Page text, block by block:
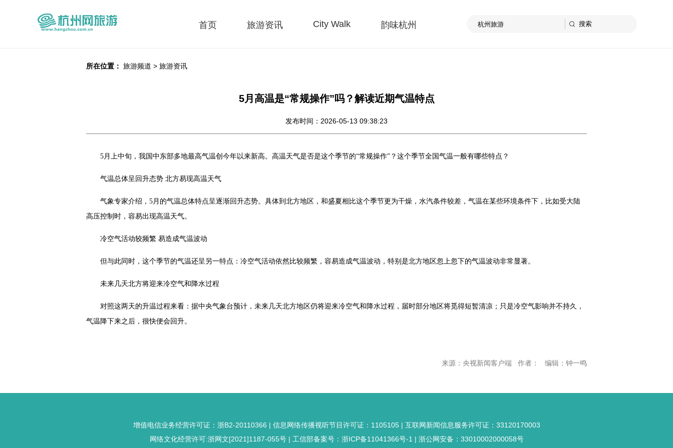
首页 旅游资讯 City Walk 韵味杭州
所在位置： 旅游频道 > 旅游资讯
5月高温是“常规操作”吗？解读近期气温特点
发布时间：2026-05-13 09:38:23
5月上中旬，我国中东部多地最高气温创今年以来新高。高温天气是否是这个季节的“常规操作”？这个季节全国气温一般有哪些特点？
气温总体呈回升态势 北方易现高温天气
气象专家介绍，5月的气温总体特点呈逐渐回升态势。具体到北方地区，和盛夏相比这个季节更为干燥，水汽条件较差，气温在某些环境条件下，比如受大陆
高压控制时，容易出现高温天气。
冷空气活动较频繁 易造成气温波动
但与此同时，这个季节的气温还呈另一特点：冷空气活动依然比较频繁，容易造成气温波动，特别是北方地区忽上忽下的气温波动非常显著。
未来几天北方将迎来冷空气和降水过程
对照这两天的升温过程来看：据中央气象台预计，未来几天北方地区仍将迎来冷空气和降水过程，届时部分地区将觅得短暂清凉；只是冷空气影响并不持久，
气温降下来之后，很快便会回升。
来源：央视新闻客户端 作者： 编辑：钟一鸣
增值电信业务经营许可证：浙B2-20110366 | 信息网络传播视听节目许可证：1105105 | 互联网新闻信息服务许可证：33120170003
网络文化经营许可:浙网文[2021]1187-055号 | 工信部备案号：浙ICP备11041366号-1 | 浙公网安备：33010002000058号